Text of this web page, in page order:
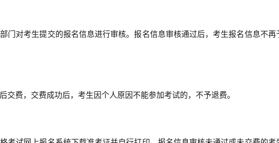
对考生提交的报名信息进行审核。报名信息审核通过后，考生报名信息不再
费，交费成功后，考生因个人原因不能参加考试的，不予退费。